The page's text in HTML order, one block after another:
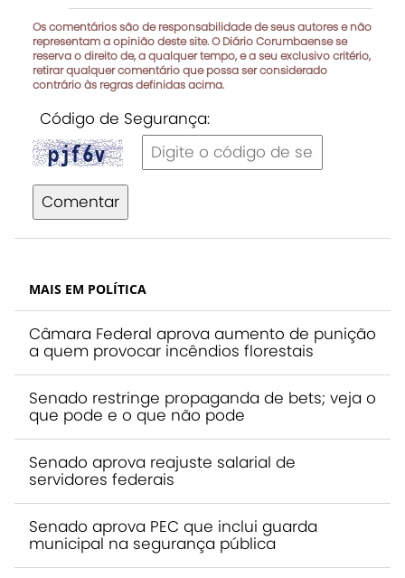
Os comentários são de responsabilidade de seus autores e não
representam a opinião deste site. O Diário Corumbaense se
reserva o direito de, a qualquer tempo, e a seu exclusivo critério,
retirar qualquer comentário que possa ser considerado
contrário às regras definidas acima.
Código de Segurança:
Comentar
MAIS EM POLÍTICA
Câmara Federal aprova aumento de punição
a quem provocar incêndios florestais
Senado restringe propaganda de bets; veja o
que pode e o que não pode
Senado aprova reajuste salarial de
servidores federais
Senado aprova PEC que inclui guarda
municipal na segurança pública